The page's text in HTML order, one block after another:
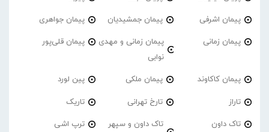
پیمان اشرفی پیمان جمشیدیان پیمان جواهری
پیمان زمانی
پیمان زمانی و مهدی
نوابی
پیمان قلی‌پور
پیمان کاکاوند پیمان ملکی پین لورد
تاراز تارخ تهرانی تاریک
تاک داون
تاک داون و سپهر
ترپ اشی